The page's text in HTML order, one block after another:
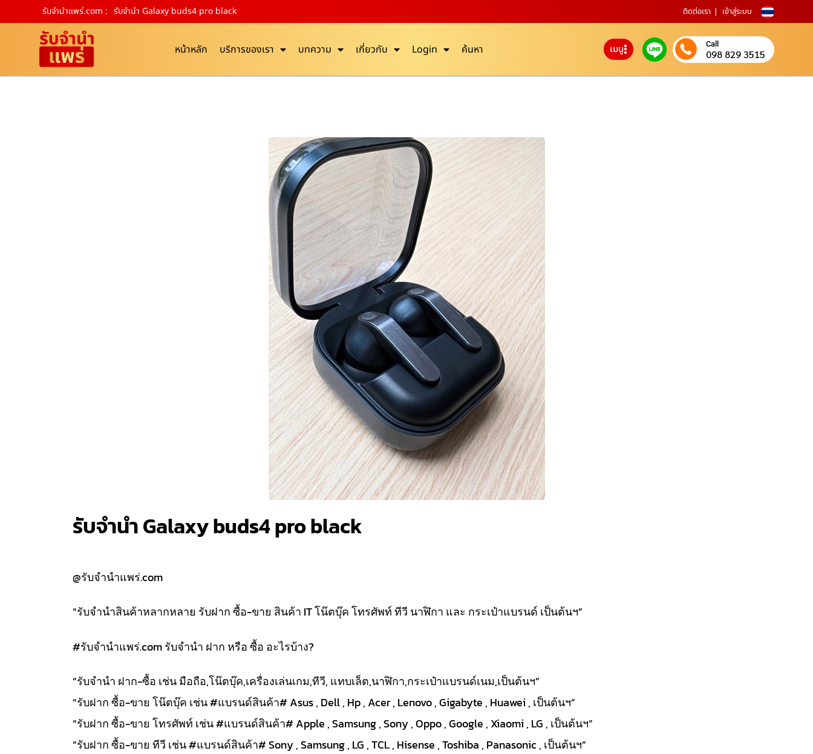
รับจํานําแพร่.com : รับจำนำ Galaxy buds4 pro black ติดต่อเรา เข้าสู่ระบบ
หน้าหลัก บริการของเรา บทความ เกี่ยวกับ Login ค้นหา เมนู Call
098 829 3515
รับจำนำ Galaxy buds4 pro black
@รับจำนำแพร่.com
“รับจำนำสินค้าหลากหลาย รับฝาก ซื้อ-ขาย สินค้า IT โน๊ตบุ๊ค โทรศัพท์ ทีวี นาฬิกา และ กระเป๋าแบรนด์ เป็นต้นฯ”
#รับจํานําแพร่.com รับจำนำ ฝาก หรือ ซื้อ อะไรบ้าง?
“รับจำนำ ฝาก-ซื้อ เช่น มือถือ,โน๊ตบุ๊ค,เครื่องเล่นเกม,ทีวี, แทบเล็ต,นาฬิกา,กระเป๋าแบรนด์เนม,เป็นต้นฯ”
“รับฝาก ซื้อ-ขาย โน๊ตบุ๊ค เช่น #แบรนด์สินค้า# Asus , Dell , Hp , Acer , Lenovo , Gigabyte , Huawei , เป็นต้นฯ”
“รับฝาก ซื้อ-ขาย โทรศัพท์ เช่น #แบรนด์สินค้า# Apple , Samsung , Sony , Oppo , Google , Xiaomi , LG , เป็นต้นฯ”
“รับฝาก ซื้อ-ขาย ทีวี เช่น #แบรนด์สินค้า# Sony , Samsung , LG , TCL , Hisense , Toshiba , Panasonic , เป็นต้นฯ”